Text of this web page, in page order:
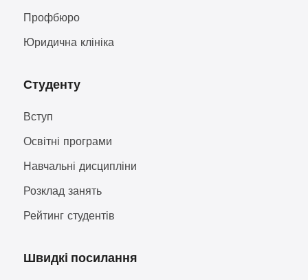
Профбюро
Юридична клініка
Студенту
Вступ
Освітні програми
Навчальні дисципліни
Розклад занять
Рейтинг студентів
Швидкі посилання